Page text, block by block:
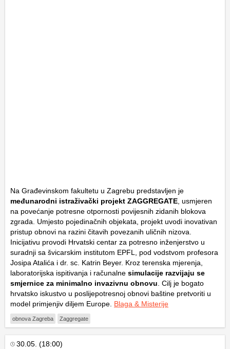
Na Građevinskom fakultetu u Zagrebu predstavljen je
međunarodni istraživački projekt ZAGGREGATE, usmjeren
na povećanje potresne otpornosti povijesnih zidanih blokova
zgrada. Umjesto pojedinačnih objekata, projekt uvodi inovativan
pristup obnovi na razini čitavih povezanih uličnih nizova.
Inicijativu provodi Hrvatski centar za potresno inženjerstvo u
suradnji sa švicarskim institutom EPFL, pod vodstvom profesora
Josipa Atalića i dr. sc. Katrin Beyer. Kroz terenska mjerenja,
laboratorijska ispitivanja i računalne simulacije razvijaju se
smjernice za minimalno invazivnu obnovu. Cilj je bogato
hrvatsko iskustvo u poslijepotresnoj obnovi baštine pretvoriti u
model primjenjiv diljem Europe. Blaga & Misterije
obnova Zagreba Zaggregate
30.05. (18:00)